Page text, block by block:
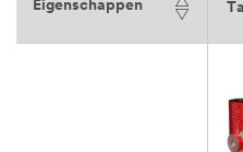
Eigenschappen